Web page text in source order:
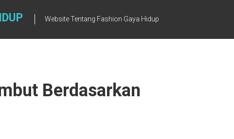
Website Tentang Fashion Gaya Hidup
Berdasarkan